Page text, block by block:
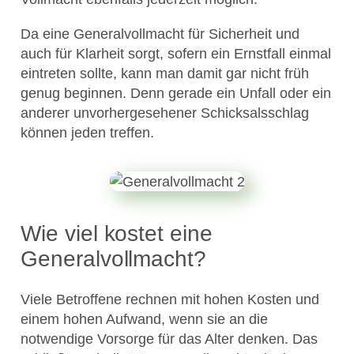
Da eine Generalvollmacht für Sicherheit und
auch für Klarheit sorgt, sofern ein Ernstfall einmal
eintreten sollte, kann man damit gar nicht früh
genug beginnen. Denn gerade ein Unfall oder ein
anderer unvorhergesehener Schicksalsschlag
können jeden treffen.
Wie viel kostet eine
Generalvollmacht?
Viele Betroffene rechnen mit hohen Kosten und
einem hohen Aufwand, wenn sie an die
notwendige Vorsorge für das Alter denken. Das